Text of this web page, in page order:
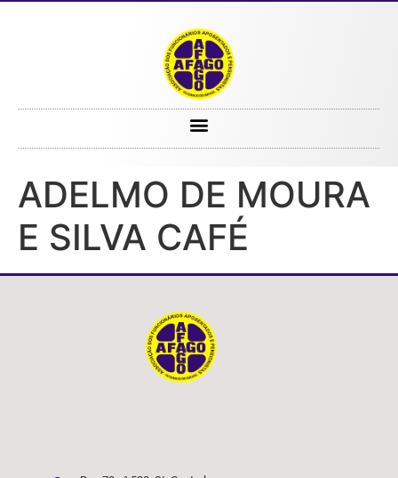
ADELMO DE MOURA
E SILVA CAFÉ